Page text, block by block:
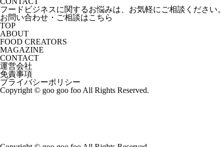
フードビジネスに関するお悩みは、お気軽にご相談ください。
お問い合わせ・ご相談はこちら
TOP
ABOUT
FOOD CREATORS
MAGAZINE
CONTACT
運営会社
免責事項
プライバシーポリシー
Copyright © goo goo foo All Rights Reserved.